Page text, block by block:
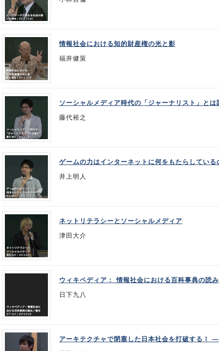
情報社会における知的財産権の光と影
福井健策
ソーシャルメディア時代の「ジャーナリスト」とは
藤代裕之
ゲームの力はインターネットに何をもたらしている
井上明人
ネットリテラシーとソーシャルメディア
津田大介
ウィキペディア： 情報社会における百科事典の読
日下九八
アーキテクチャで閉塞した日本社会を打破する！